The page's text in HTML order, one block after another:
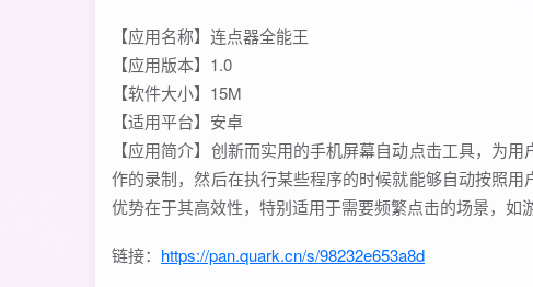
【应用名称】连点器全能王
【应用版本】1.0
【软件大小】15M
【适用平台】安卓
【应用简介】创新而实用的手机屏幕自动点击工具，为
作的录制，然后在执行某些程序的时候就能够自动按照
优势在于其高效性，特别适用于需要频繁点击的场景，如
链接： https://pan.quark.cn/s/98232e653a8d